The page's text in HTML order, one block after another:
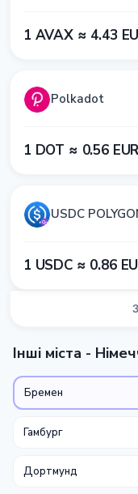
1​ AVAX ≈ 4​.4​3​
Polkadot
1​ DOT ≈ 0​.5​6​ EUR
USDC
1​ USDC ≈ 0​.8​6​
Інші міста -
Бремен
Гамбург
Дортмунд